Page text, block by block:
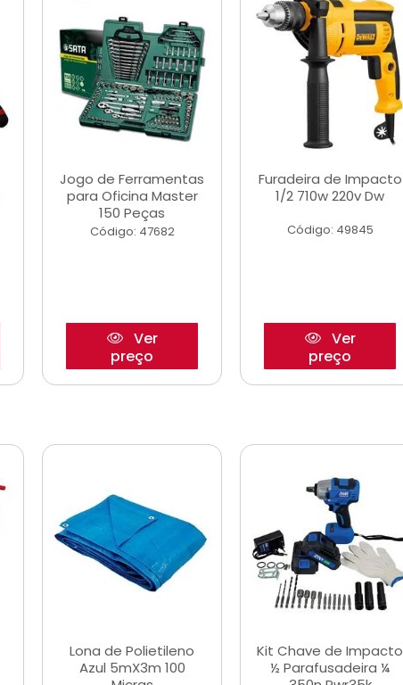
Jogo de Ferramentas
para Oficina Master
150 Peças
Código: 47682
Ver
preço
Furadeira de Impacto
1/2 710w 220v Dw
Código: 49845
Ver
preço
Lona de Polietileno
Azul 5mX3m 100
Kit Chave de Impacto
½ Parafusadeira ¼